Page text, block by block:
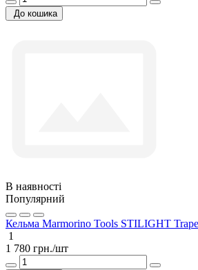
До кошика
В наявності
Популярний
Кельма Marmorino Tools STILIGHT
1
1 780 грн./шт